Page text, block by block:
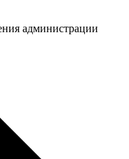
администрации